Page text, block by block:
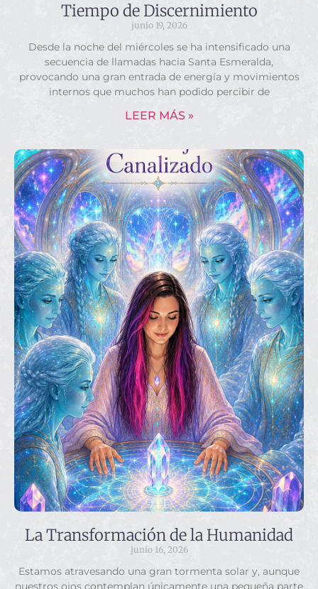
Tiempo de Discernimiento
junio 19, 2026
Desde la noche del miércoles se ha intensificado una
secuencia de llamadas hacia Santa Esmeralda,
provocando una gran entrada de energía y movimientos
internos que muchos han podido percibir de
LEER MÁS »
La Transformación de la Humanidad
junio 16, 2026
Estamos atravesando una gran tormenta solar y, aunque
nuestros ojos contemplan únicamente una pequeña parte